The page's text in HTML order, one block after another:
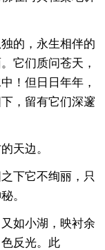
的，永生相伴的
它们质问苍天，
！但日日年年，
，留有它们深邃
天边。
下它不绚丽，只
。
如小湖，映衬余
反光。此